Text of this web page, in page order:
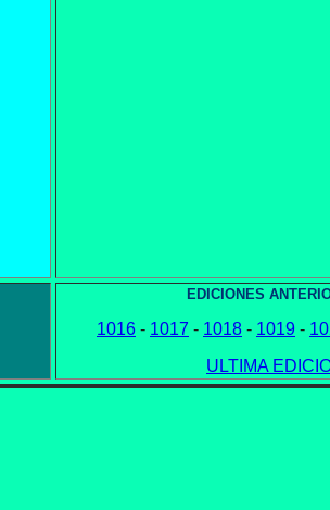
EDICIONES
1016 - 1017 - 1018 - 1019 -
ULTIMA